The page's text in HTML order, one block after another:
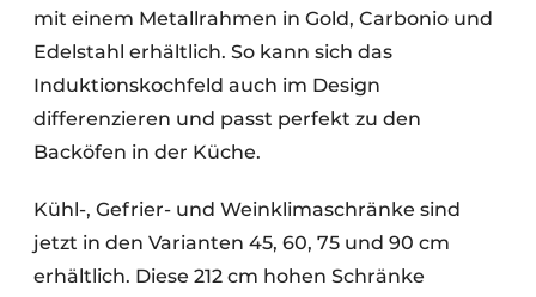
mit einem Metallrahmen in Gold, Carbonio und
Edelstahl erhältlich. So kann sich das
Induktionskochfeld auch im Design
differenzieren und passt perfekt zu den
Backöfen in der Küche.
Kühl-, Gefrier- und Weinklimaschränke sind
jetzt in den Varianten 45, 60, 75 und 90 cm
erhältlich. Diese 212 cm hohen Schränke